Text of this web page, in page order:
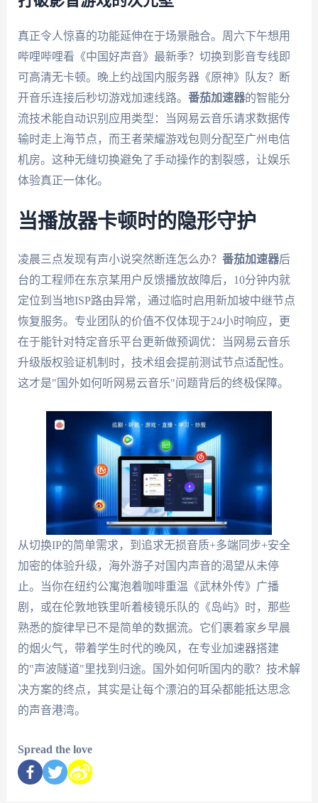
真正令人惊喜的功能延伸在于场景融合。周六下午想用
哔哩哔哩看《中国好声音》最新季？切换到影音专线即
可高清无卡顿。晚上约战国内服务器《原神》队友？断
开音乐连接后秒切游戏加速线路。 番茄加速器的智能分
流技术能自动识别应用类型：当网易云音乐请求数据传
输时走上海节点，而王者荣耀游戏包则分配至广州电信
机房。这种无缝切换避免了手动操作的割裂感，让娱乐
体验真正一体化。
当播放器卡顿时的隐形守护
凌晨三点发现有声小说突然断连怎么办？ 番茄加速器后
台的工程师在东京某用户反馈播放故障后，10分钟内就
定位到当地ISP路由异常，通过临时启用新加坡中继节点
恢复服务。专业团队的价值不仅体现于24小时响应，更
在于能针对特定音乐平台更新做预调优：当网易云音乐
升级版权验证机制时，技术组会提前测试节点适配性。
这才是"国外如何听网易云音乐"问题背后的终极保障。
从切换IP的简单需求，到追求无损音质+多端同步+安全
加密的体验升级，海外游子对国内声音的渴望从未停
止。当你在纽约公寓泡着咖啡重温《武林外传》广播
剧，或在伦敦地铁里听着棱镜乐队的《岛屿》时，那些
熟悉的旋律早已不是简单的数据流。它们裹着家乡早晨
的烟火气，带着学生时代的晚风，在专业加速器搭建
的"声波隧道"里找到归途。国外如何听国内的歌？技术解
决方案的终点，其实是让每个漂泊的耳朵都能抵达思念
的声音港湾。
Spread the love